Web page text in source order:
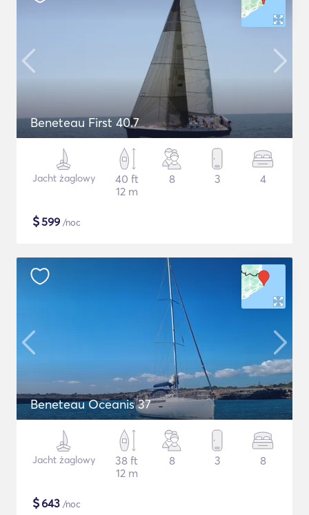
Beneteau First 40.7
Jacht żaglowy
40 ft
12 m
8 3 4
$599 /noc
Beneteau Oceanis 37
Jacht żaglowy
38 ft
12 m
8 3 8
$643 /noc